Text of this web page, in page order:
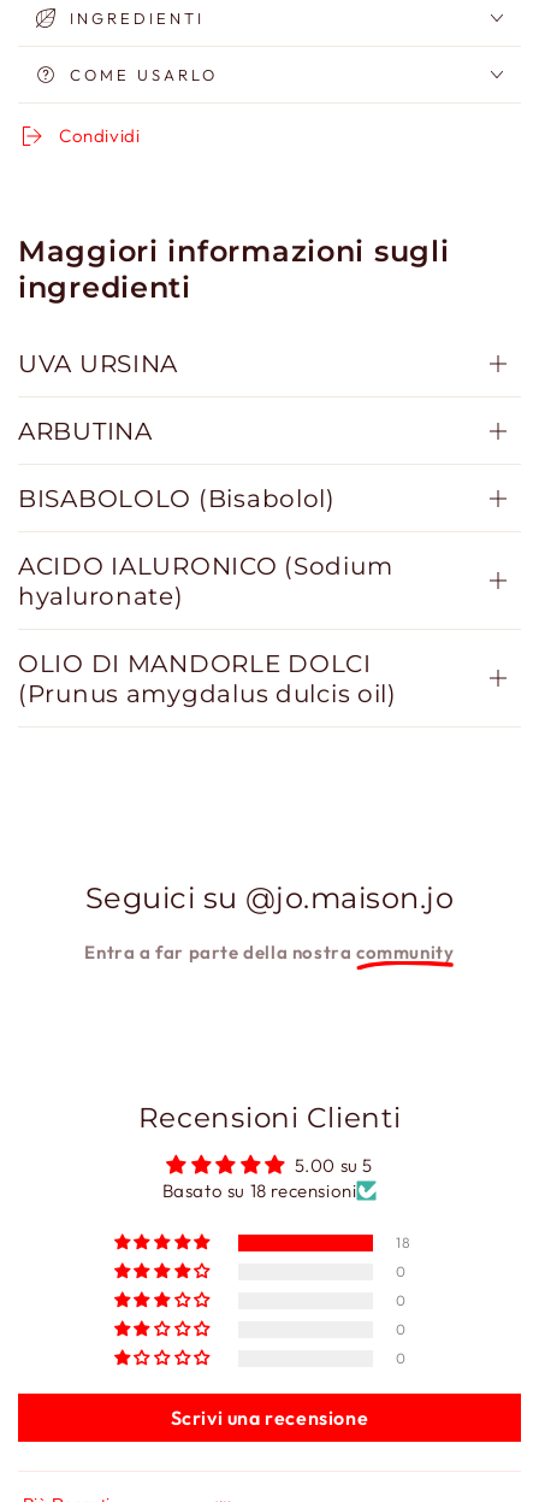
INGREDIENTI
COME USARLO
Condividi
Maggiori informazioni sugli
ingredienti
UVA URSINA
ARBUTINA
BISABOLOLO (Bisabolol)
ACIDO IALURONICO (Sodium
hyaluronate)
OLIO DI MANDORLE DOLCI
(Prunus amygdalus dulcis oil)
Seguici su @jo.maison.jo
Entra a far parte della nostracommunity
Recensioni Clienti
5.00 su 5
Basato su 18 recensioni
18
0
0
0
0
Scrivi una recensione